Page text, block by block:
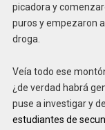
picadora y
puros y empezaron
droga.
Veía todo ese
¿de verdad habrá
puse a investigar y
estudiantes de